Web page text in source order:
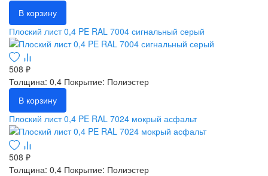
В корзину
Плоский лист 0,4 PE RAL 7004 сигнальный серый
508 ₽
Толщина: 0,4 Покрытие: Полиэстер
В корзину
Плоский лист 0,4 PE RAL 7024 мокрый асфальт
508 ₽
Толщина: 0,4 Покрытие: Полиэстер